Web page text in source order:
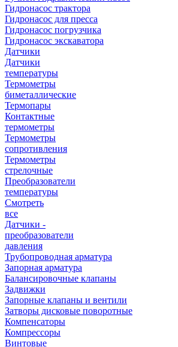
Гидронасос трактора
Гидронасос для пресса
Гидронасос погрузчика
Гидронасос экскаватора
Датчики
Датчики
температуры
Термометры
биметаллические
Термопары
Контактные
термометры
Термометры
сопротивления
Термометры
стрелочные
Преобразователи
температуры
Смотреть
все
Датчики -
преобразователи
давления
Трубопроводная арматура
Запорная арматура
Балансировочные клапаны
Задвижки
Запорные клапаны и вентили
Затворы дисковые поворотные
Компенсаторы
Компрессоры
Винтовые